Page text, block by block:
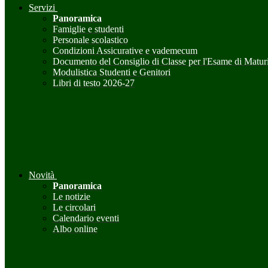
Servizi
Panoramica
Famiglie e studenti
Personale scolastico
Condizioni Assicurative e vademecum
Documento del Consiglio di Classe per l'Esame di
Modulistica Studenti e Genitori
Libri di testo 2026-27
Novità
Panoramica
Le notizie
Le circolari
Calendario eventi
Albo online